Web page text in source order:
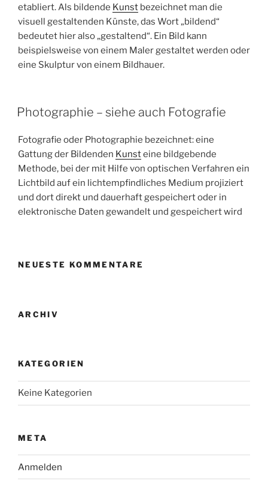
etabliert. Als bildende Kunst bezeichnet man die
visuell gestaltenden Künste, das Wort „bildend“
bedeutet hier also „gestaltend“. Ein Bild kann
beispielsweise von einem Maler gestaltet werden oder
eine Skulptur von einem Bildhauer.
Photographie – siehe auch Fotografie
Fotografie oder Photographie bezeichnet: eine
Gattung der Bildenden Kunsteine bildgebende
Methode, bei der mit Hilfe von optischen Verfahren ein
Lichtbild auf ein lichtempfindliches Medium projiziert
und dort direkt und dauerhaft gespeichert oder in
elektronische Daten gewandelt und gespeichert wird
NEUESTE KOMMENTARE
ARCHIV
KATEGORIEN
Keine Kategorien
META
Anmelden